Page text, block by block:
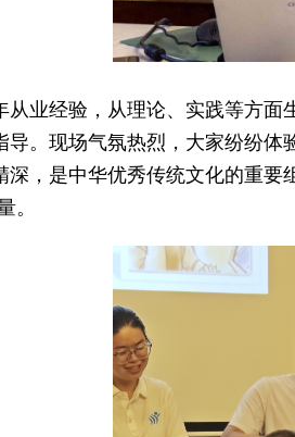
从业经验，从理论、实践等方
导。现场气氛热烈，大家纷纷
深，是中华优秀传统文化的重
。